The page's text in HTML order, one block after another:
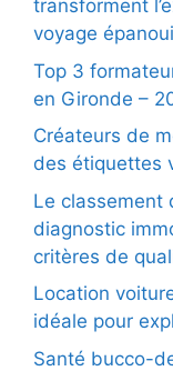
transforment
voyage
Top 3
en Gironde –
Créateurs de
des étiquettes
Le classement
diagnostic
critères de
Location
idéale pour
Santé bucco-